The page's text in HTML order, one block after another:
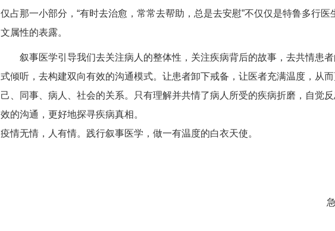
仅占那一小部分，“有时去治愈，常常去帮助，总是去安慰”不仅仅是特鲁多行医
文属性的表露。
叙事医学引导我们去关注病人的整体性，关注疾病背后的故事，去共情患
式倾听，去构建双向有效的沟通模式。让患者卸下戒备，让医者充满温度，从
己、同事、病人、社会的关系。只有理解并共情了病人所受的疾病折磨，自觉
效的沟通，更好地探寻疾病真相。
疫情无情，人有情。践行叙事医学，做一有温度的白衣天使。